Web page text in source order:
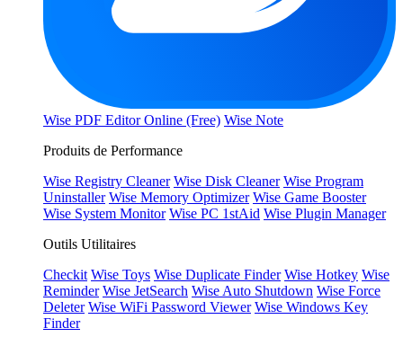
Wise PDF Editor Online (Free) Wise Note
Produits de Performance
Wise Registry Cleaner Wise Disk Cleaner Wise Program
Uninstaller Wise Memory Optimizer Wise Game Booster
Wise System Monitor Wise PC 1stAid Wise Plugin Manager
Outils Utilitaires
Checkit Wise Toys Wise Duplicate Finder Wise Hotkey Wise
Reminder Wise JetSearch Wise Auto Shutdown Wise Force
Deleter Wise WiFi Password Viewer Wise Windows Key
Finder